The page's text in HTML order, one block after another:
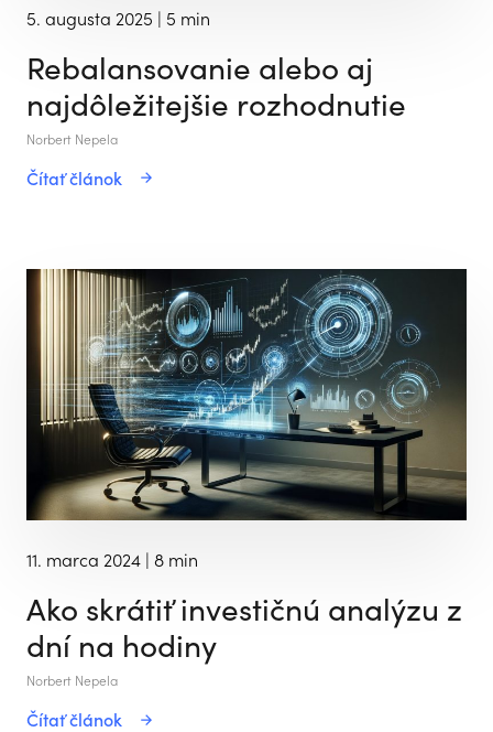
5. augusta 2025 | 5 min
Rebalansovanie alebo aj
najdôležitejšie rozhodnutie
Norbert Nepela
Čítať článok
11. marca 2024 | 8 min
Ako skrátiť investičnú analýzu z
dní na hodiny
Norbert Nepela
Čítať článok